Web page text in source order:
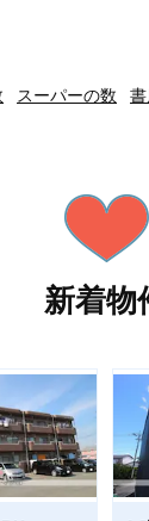
スーパーの数
新着物